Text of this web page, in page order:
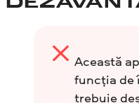
Această
funcția de
trebuie